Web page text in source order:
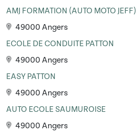
AMJ FORMATION (AUTO MOTO JEFF)
49000 Angers
ECOLE DE CONDUITE PATTON
49000 Angers
EASY PATTON
49000 Angers
AUTO ECOLE SAUMUROISE
49000 Angers